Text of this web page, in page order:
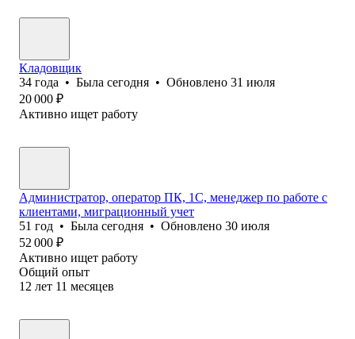
Кладовщик
34 года • Была сегодня • Обновлено 31 июля
20 000 ₽
Активно ищет работу
Администратор, оператор ПК, 1С, менеджер по работе с
клиентами, миграционный учет
51 год • Была сегодня • Обновлено 30 июля
52 000 ₽
Активно ищет работу
Общий опыт
12 лет 11 месяцев